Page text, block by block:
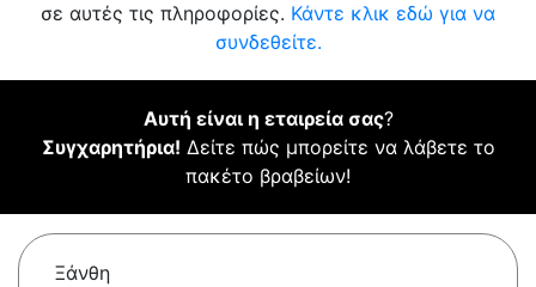
σε αυτές τις πληροφορίες. Κάντε κλικ εδώ για να
συνδεθείτε.
Αυτή είναι η εταιρεία σας?
Συγχαρητήρια! Δείτε πώς μπορείτε να λάβετε το
πακέτο βραβείων!
Ξάνθη